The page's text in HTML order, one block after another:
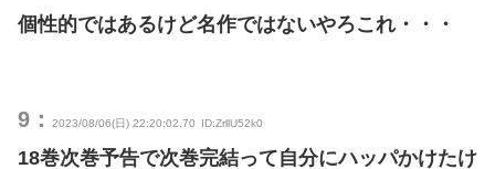
個性的ではあるけど名作ではないやろこれ・・・
9： 2023/08/06(日) 22:20:02.70 ID:ZrllU52k0
18巻次巻予告で次巻完結って自分にハッパかけたけ